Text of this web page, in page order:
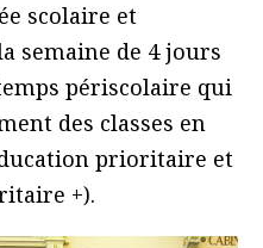
scolaire et
semaine de 4 jours
périscolaire qui
des classes en
prioritaire et
+).